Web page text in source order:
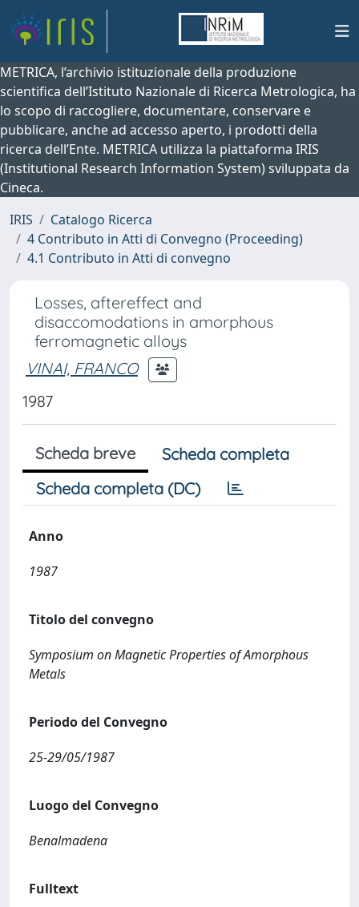
METRICA, l’archivio istituzionale della produzione
scientifica dell’Istituto Nazionale di Ricerca Metrologica, ha
lo scopo di raccogliere, documentare, conservare e
pubblicare, anche ad accesso aperto, i prodotti della
ricerca dell’Ente. METRICA utilizza la piattaforma IRIS
(Institutional Research Information System) sviluppata da
Cineca.
IRIS
Catalogo Ricerca
4 Contributo in Atti di Convegno (Proceeding)
4.1 Contributo in Atti di convegno
Losses, aftereffect and
disaccomodations in amorphous
ferromagnetic alloys
VINAI, FRANCO
1987
Scheda breve
Scheda completa
Scheda completa (DC)
Anno
1987
Titolo del convegno
Symposium on Magnetic Properties of Amorphous
Metals
Periodo del Convegno
25-29/05/1987
Luogo del Convegno
Benalmadena
Fulltext